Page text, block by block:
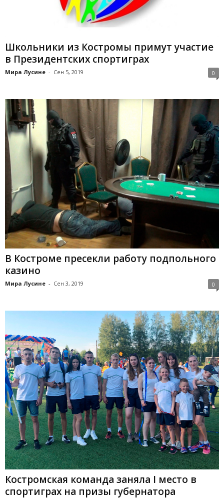
Школьники из Костромы примут участие
в Президентских спортиграх
Мира Лусине - Сен 5, 2019 0
В Костроме пресекли работу подпольного
казино
Мира Лусине - Сен 3, 2019 0
Костромская команда заняла I место в
спортиграх на призы губернатора